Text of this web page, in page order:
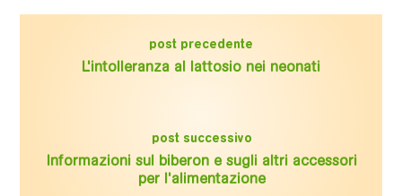
post precedente
L'intolleranza al lattosio nei neonati
post successivo
Informazioni sul biberon e sugli altri accessori
per l'alimentazione